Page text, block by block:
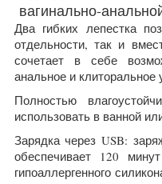
вагинально-
Два гибких лепестка
отдельности, так и
сочетает в себе
анальное и
Полностью
использовать в ванной
Зарядка через USB:
обеспечивает 120
гипоаллергенного